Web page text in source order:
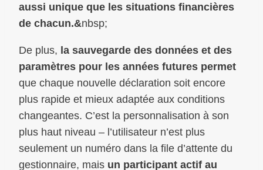
aussi unique que les situations financières
de chacun.&nbsp;
De plus, la sauvegarde des données et des
paramètres pour les années futures permet
que chaque nouvelle déclaration soit encore
plus rapide et mieux adaptée aux conditions
changeantes. C’est la personnalisation à son
plus haut niveau – l’utilisateur n’est plus
seulement un numéro dans la file d’attente du
gestionnaire, mais un participant actif au